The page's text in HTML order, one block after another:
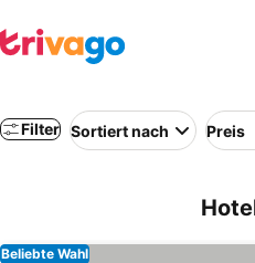
Filter Sortiert nach Preis
Beliebte Wahl